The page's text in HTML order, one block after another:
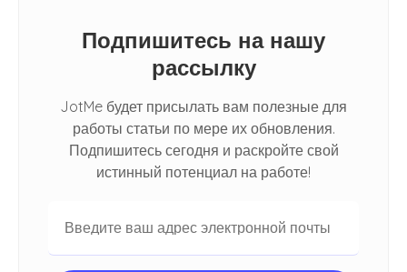
Подпишитесь на нашу
рассылку
JotMe будет присылать вам полезные для
работы статьи по мере их обновления.
Подпишитесь сегодня и раскройте свой
истинный потенциал на работе!